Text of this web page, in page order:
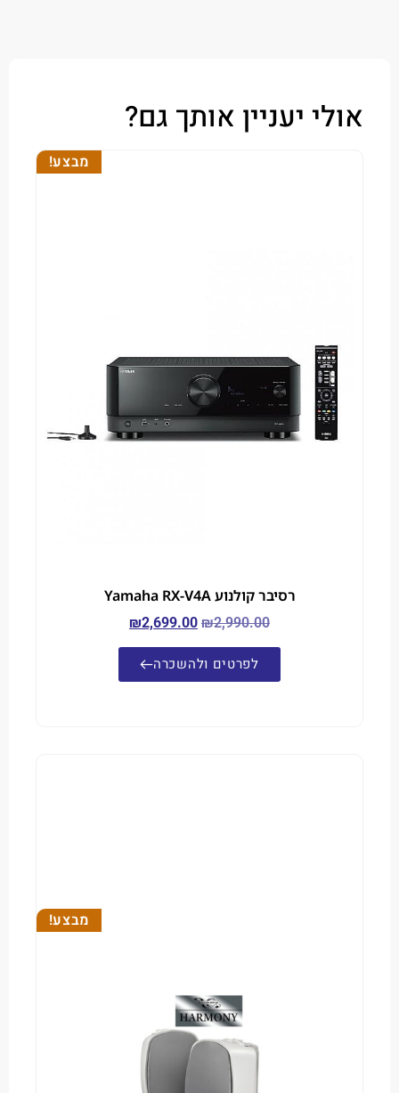
יעניין אותך גם?
רסיבר קולנוע Yamaha RX-V4A
₪
₪2,699.00
לפרטים ולהשכרה